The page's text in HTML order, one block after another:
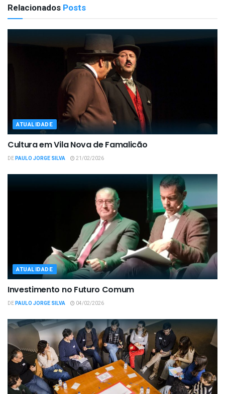
Relacionados Posts
ATUALIDADE
Cultura em Vila Nova de Famalicão
DEPAULO JORGE SILVA 21/02/2026
ATUALIDADE
Investimento no Futuro Comum
DEPAULO JORGE SILVA 04/02/2026